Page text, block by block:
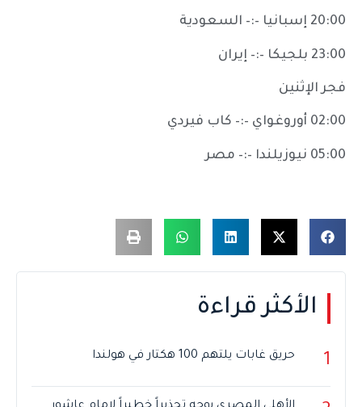
20:00 إسبانيا –:– السعودية
23:00 بلجيكا –:– إيران
فجر الإثنين
02:00 أوروغواي –:– كاب فيردي
05:00 نيوزيلندا –:– مصر
الأكثر قراءة
1 حريق غابات يلتهم 100 هكتار في هولندا